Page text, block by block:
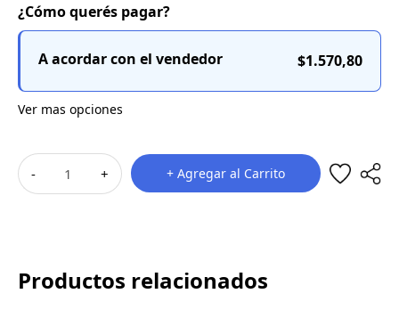
¿Cómo querés pagar?
A acordar con el vendedor $1.570,80
- + + Agregar al Carrito
Productos relacionados